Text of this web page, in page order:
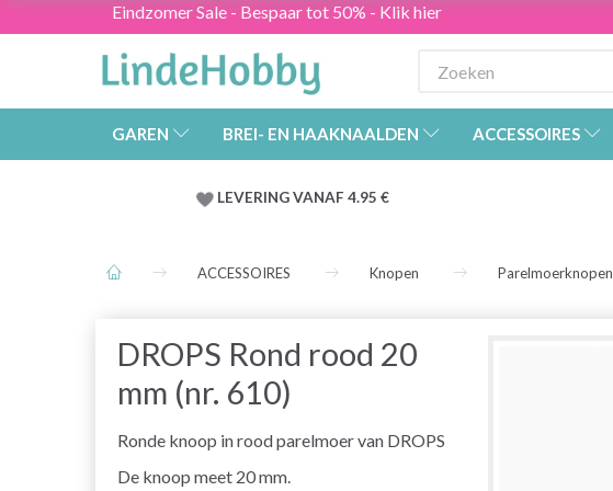
Eindzomer Sale - Bespaar tot 50% - Klik hier
GAREN BREI- EN HAAKNAALDEN ACCESSOIRES
LEVERING VANAF 4.95 €
ACCESSOIRES Knopen Parelmoerknopen
DROPS Rond rood 20
mm (nr. 610)
Ronde knoop in rood parelmoer van DROPS
De knoop meet 20 mm.